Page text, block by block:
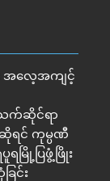
လေ့အကျင့်
သက်ဆိုင်ရာ
ရင် ကုမ္ပဏီ
ြို့ပြဖွံ့ဖြိုး
ြင်း